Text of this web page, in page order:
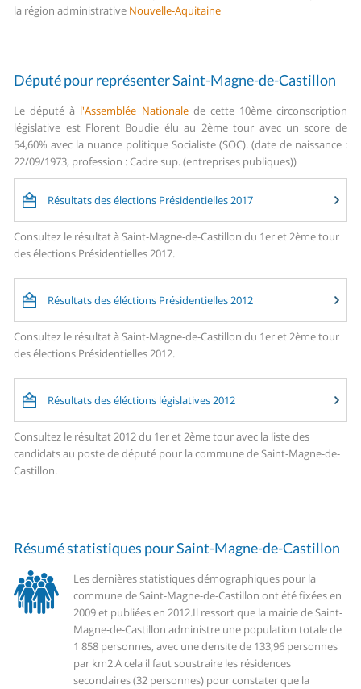
la région administrative Nouvelle-Aquitaine
Député pour représenter Saint-Magne-de-Castillon
Le député à l'Assemblée Nationalede cette 10ème circonscription
législative est Florent Boudie élu au 2ème tour avec un score de
54,60% avec la nuance politique Socialiste (SOC). (date de naissance :
22/09/1973, profession : Cadre sup. (entreprises publiques))
Résultats des élections Présidentielles 2017
Consultez le résultat à Saint-Magne-de-Castillon du 1er et 2ème tour
des élections Présidentielles 2017.
Résultats des éléctions Présidentielles 2012
Consultez le résultat à Saint-Magne-de-Castillon du 1er et 2ème tour
des élections Présidentielles 2012.
Résultats des éléctions législatives 2012
Consultez le résultat 2012 du 1er et 2ème tour avec la liste des
candidats au poste de député pour la commune de Saint-Magne-de-
Castillon.
Résumé statistiques pour Saint-Magne-de-Castillon
Les dernières statistiques démographiques pour la
commune de Saint-Magne-de-Castillon ont été fixées en
2009 et publiées en 2012.Il ressort que la mairie de Saint-
Magne-de-Castillon administre une population totale de
1 858 personnes, avec une densite de 133,96 personnes
par km2.A cela il faut soustraire les résidences
secondaires (32 personnes) pour constater que la